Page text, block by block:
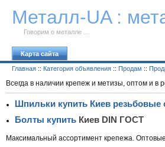
Металл-UA :
Говорим о металле ...
Карта сайта
Главная :: Категория объявления :: Продам ::
Всегда в наличии крепеж и метизы, оптом и в
Шпильки купить Киев резьбовые
Болты купитьКиев DIN ГОСТ
Максимальный ассортимент крепежа.